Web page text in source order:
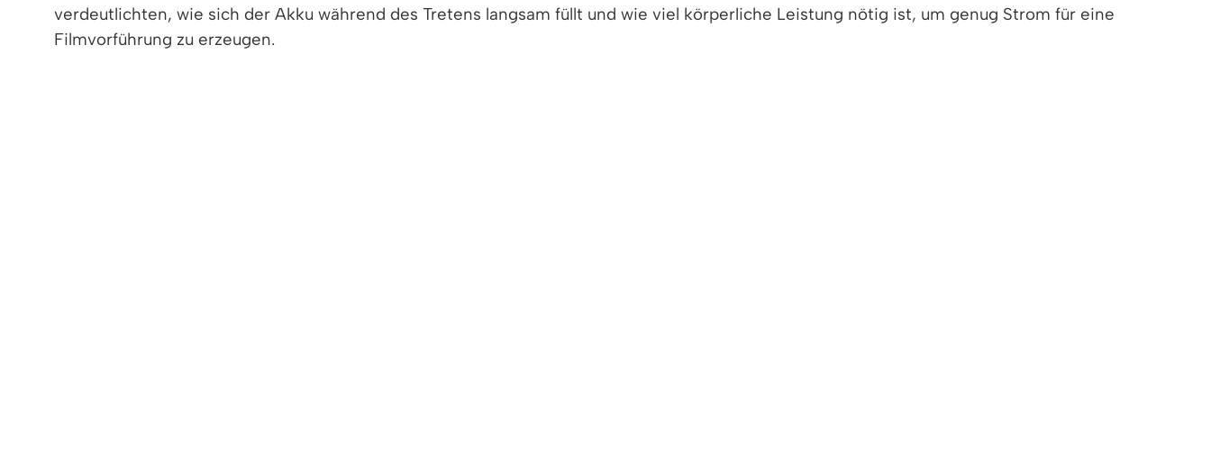
verdeutlichten, wie sich der Akku während des Tretens langsam füllt und wie viel körperliche Leistung nötig ist, um genug Strom für eine
Filmvorführung zu erzeugen.